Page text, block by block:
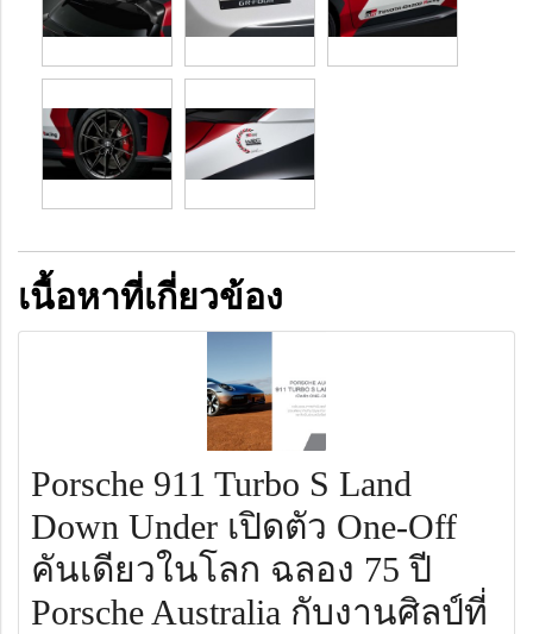
เนื้อหาที่เกี่ยวข้อง
Porsche 911 Turbo S Land
Down Under เปิดตัว One-Off
คันเดียวในโลก ฉลอง 75 ปี
Porsche Australia กับงานศิลป์ที่